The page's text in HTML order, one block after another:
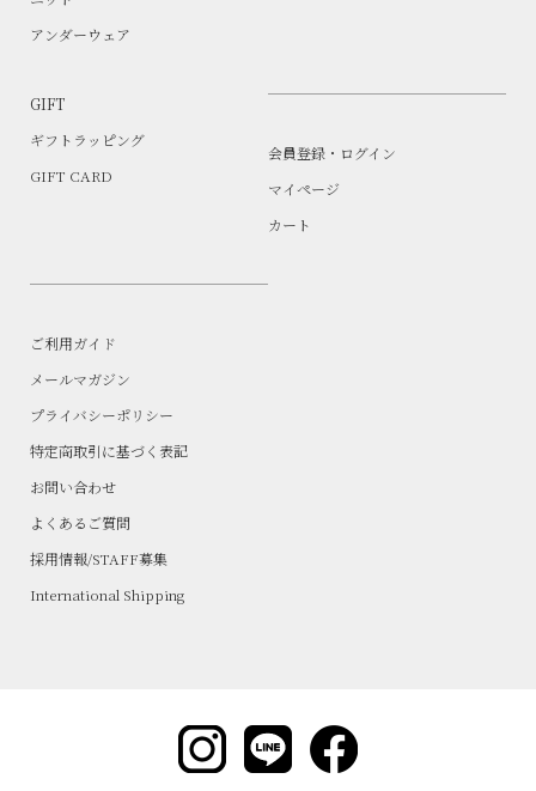
アンダーウェア
GIFT
ギフトラッピング
GIFT CARD
会員登録・ログイン
マイページ
カート
ご利用ガイド
メールマガジン
プライバシーポリシー
特定商取引に基づく表記
お問い合わせ
よくあるご質問
採用情報/STAFF募集
International Shipping